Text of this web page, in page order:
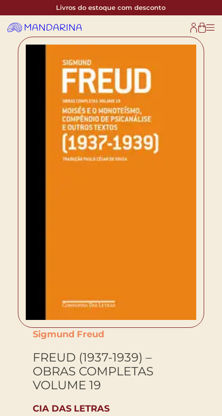
Livros do estoque com desconto
Sigmund Freud
FREUD (1937-1939) –
OBRAS COMPLETAS
VOLUME 19
CIA DAS LETRAS